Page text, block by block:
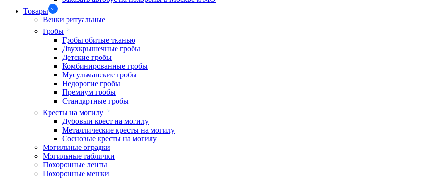
Товары
Венки ритуальные
Гробы
Гробы обитые тканью
Двухкрышечные гробы
Детские гробы
Комбинированные гробы
Мусульманские гробы
Недорогие гробы
Премиум гробы
Стандартные гробы
Кресты на могилу
Дубовый крест на могилу
Металлические кресты на могилу
Сосновые кресты на могилу
Могильные оградки
Могильные таблички
Похоронные ленты
Похоронные мешки